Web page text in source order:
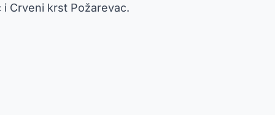
Crveni krst Požarevac.